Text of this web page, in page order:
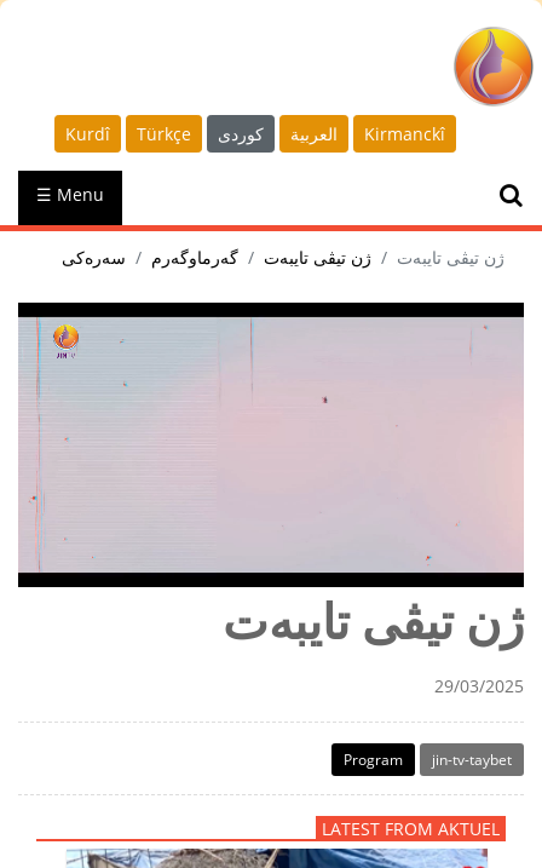
Kurdî Türkçe كوردى العربية Kirmanckî
☰ Menu
سەرەکی گەرماوگەرم ژن تیڤی تایبەت ژن تیڤی تایبەت
ژن تیڤی تایبەت
29/03/2025
Program jin-tv-taybet
LATEST FROM AKTUEL